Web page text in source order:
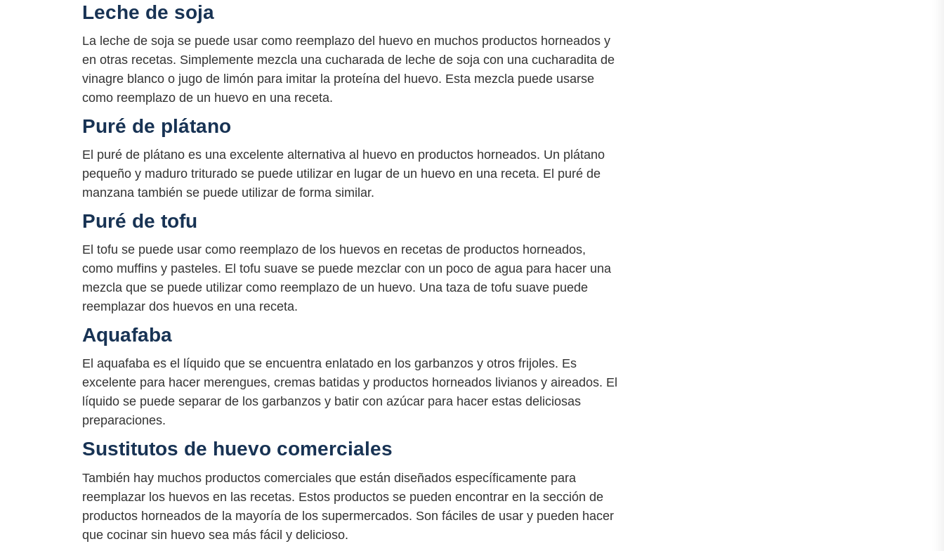
Leche de soja
La leche de soja se puede usar como reemplazo del huevo en muchos productos horneados y
en otras recetas. Simplemente mezcla una cucharada de leche de soja con una cucharadita de
vinagre blanco o jugo de limón para imitar la proteína del huevo. Esta mezcla puede usarse
como reemplazo de un huevo en una receta.
Puré de plátano
El puré de plátano es una excelente alternativa al huevo en productos horneados. Un plátano
pequeño y maduro triturado se puede utilizar en lugar de un huevo en una receta. El puré de
manzana también se puede utilizar de forma similar.
Puré de tofu
El tofu se puede usar como reemplazo de los huevos en recetas de productos horneados,
como muffins y pasteles. El tofu suave se puede mezclar con un poco de agua para hacer una
mezcla que se puede utilizar como reemplazo de un huevo. Una taza de tofu suave puede
reemplazar dos huevos en una receta.
Aquafaba
El aquafaba es el líquido que se encuentra enlatado en los garbanzos y otros frijoles. Es
excelente para hacer merengues, cremas batidas y productos horneados livianos y aireados. El
líquido se puede separar de los garbanzos y batir con azúcar para hacer estas deliciosas
preparaciones.
Sustitutos de huevo comerciales
También hay muchos productos comerciales que están diseñados específicamente para
reemplazar los huevos en las recetas. Estos productos se pueden encontrar en la sección de
productos horneados de la mayoría de los supermercados. Son fáciles de usar y pueden hacer
que cocinar sin huevo sea más fácil y delicioso.